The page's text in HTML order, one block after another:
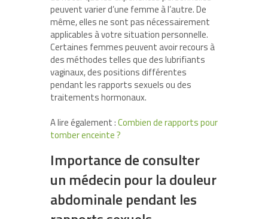
peuvent varier d’une femme à l’autre. De
même, elles ne sont pas nécessairement
applicables à votre situation personnelle.
Certaines femmes peuvent avoir recours à
des méthodes telles que des lubrifiants
vaginaux, des positions différentes
pendant les rapports sexuels ou des
traitements hormonaux.
A lire également :Combien de rapports pour
tomber enceinte ?
Importance de consulter
un médecin pour la douleur
abdominale pendant les